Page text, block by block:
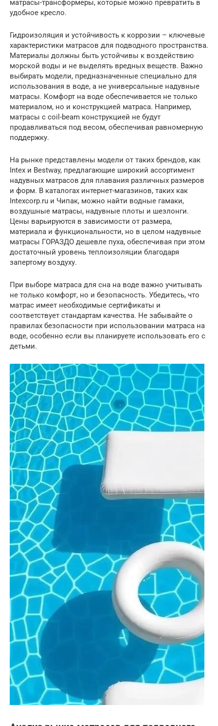
матрасы-трансформеры, которые можно превратить в
удобное кресло.
Гидроизоляция и устойчивость к коррозии – ключевые
характеристики матрасов для подводного пространства.
Материалы должны быть устойчивы к воздействию
морской воды и не выделять вредных веществ. Важно
выбирать модели, предназначенные специально для
использования в воде, а не универсальные надувные
матрасы. Комфорт на воде обеспечивается не только
материалом, но и конструкцией матраса. Например,
матрасы с coil-beam конструкцией не будут
продавливаться под весом, обеспечивая равномерную
поддержку.
На рынке представлены модели от таких брендов, как
Intex и Bestway, предлагающие широкий ассортимент
надувных матрасов для плавания различных размеров
и форм. В каталогах интернет-магазинов, таких как
Intexcorp.ru и Чипак, можно найти водные гамаки,
воздушные матрасы, надувные плоты и шезлонги.
Цены варьируются в зависимости от размера,
материала и функциональности, но в целом надувные
матрасы ГОРАЗДО дешевле пуха, обеспечивая при этом
достаточный уровень теплоизоляции благодаря
запертому воздуху.
При выборе матраса для сна на воде важно учитывать
не только комфорт, но и безопасность. Убедитесь, что
матрас имеет необходимые сертификаты и
соответствует стандартам качества. Не забывайте о
правилах безопасности при использовании матраса на
воде, особенно если вы планируете использовать его с
детьми.